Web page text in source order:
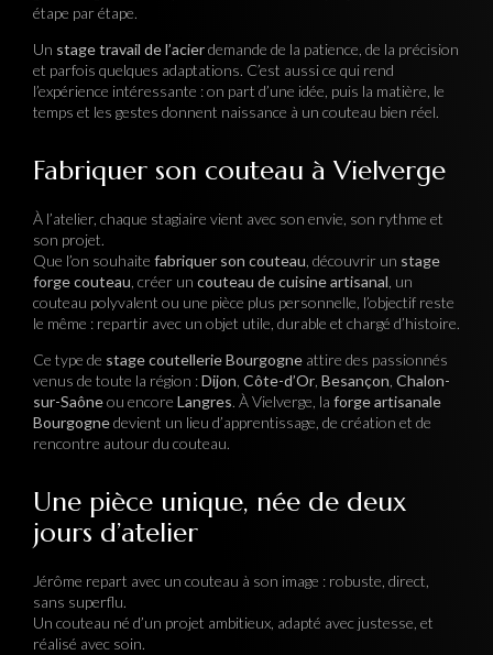
étape par étape.
Un stage travail de l’acierdemande de la patience, de la précision
et parfois quelques adaptations. C’est aussi ce qui rend
l’expérience intéressante : on part d’une idée, puis la matière, le
temps et les gestes donnent naissance à un couteau bien réel.
Fabriquer son couteau à Vielverge
À l’atelier, chaque stagiaire vient avec son envie, son rythme et
son projet.
Que l’on souhaite fabriquer son couteau , découvrir un stage
forge couteau , créer un couteau de cuisine artisanal , un
couteau polyvalent ou une pièce plus personnelle, l’objectif reste
le même : repartir avec un objet utile, durable et chargé d’histoire.
Ce type de stage coutellerie Bourgogne attire des passionnés
venus de toute la région :Dijon Côte-d’Or Besançon Chalon-
sur-Saôneou encore Langres. À Vielverge, la forge artisanale
Bourgognedevient un lieu d’apprentissage, de création et de
rencontre autour du couteau.
Une pièce unique, née de deux
jours d’atelier
Jérôme repart avec un couteau à son image : robuste, direct,
sans superflu.
Un couteau né d’un projet ambitieux, adapté avec justesse, et
réalisé avec soin.